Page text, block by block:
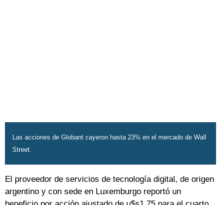
Las acciones de Globant cayeron hasta 23% en el mercado de Wall
Street.
El proveedor de servicios de tecnología digital, de origen
argentino y con sede en Luxemburgo reportó un